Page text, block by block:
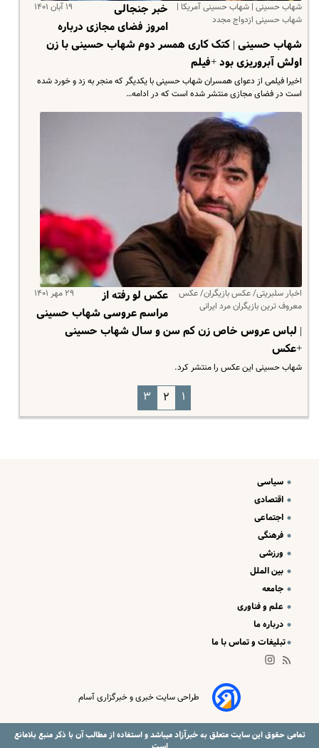
شهاب حسینی | شهاب حسینی آمریکا |
شهاب حسینی ازدواج مجدد
۱۹ آبان ۱۴۰۱
خبر جنجالی
امروز فضای مجازی درباره
شهاب حسینی | کتک کاری همسر دوم شهاب حسینی با زن
اولش آبروریزی بود +فیلم
اخیرا فیلمی از دعوای همسران شهاب حسینی با یکدیگر که منجر به زد و خورد شده
است در فضای مجازی منتشر شده است که در ادامه…
اخبار سلبریتی/ عکس بازیگران/ عکس
معروف ترین بازیگران مرد ایرانی
۲۹ مهر ۱۴۰۱
عکس لو رفته از
مراسم عروسی شهاب حسینی
| لباس عروس خاص زن کم سن و سال شهاب حسینی
+عکس
شهاب حسینی این عکس را منتشر کرد.
۱ ۲ ۳
سیاسی
اقتصادی
اجتماعی
فرهنگی
ورزشی
بین الملل
جامعه
علم و فناوری
درباره ما
تبلیغات و تماس با ما
طراحی سایت خبری و خبرگزاری آسام
تمامی حقوق این سایت متعلق بهخبرآزادمیباشد و استفاده از مطالب آن با ذکر منبع بلامانع